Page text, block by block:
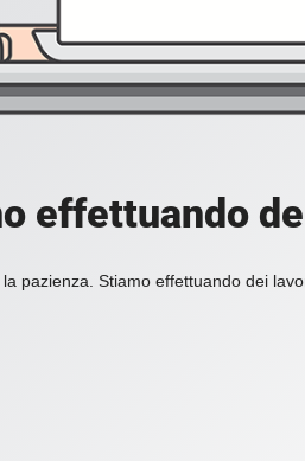
effettuando
pazienza. Stiamo effettuando dei